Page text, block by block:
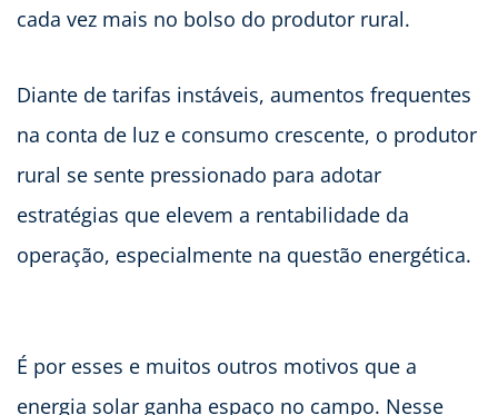
cada vez mais no bolso do produtor rural.
Diante de tarifas instáveis, aumentos frequentes
na conta de luz e consumo crescente, o produtor
rural se sente pressionado para adotar
estratégias que elevem a rentabilidade da
operação, especialmente na questão energética.
É por esses e muitos outros motivos que a
energia solar ganha espaço no campo. Nesse